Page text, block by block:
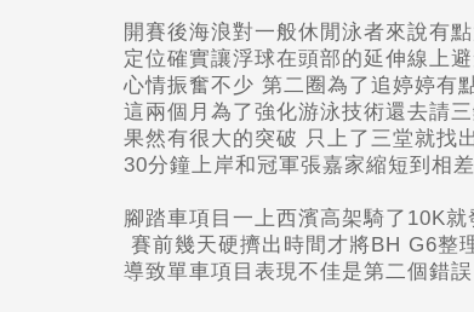
開賽後海浪對一般休閒泳者來說有
定位確實讓浮球在頭部的延伸線上
心情振奮不少 第二圈為了追婷婷有
這兩個月為了強化游泳技術還去請
果然有很大的突破 只上了三堂就找
30分鐘上岸和冠軍張嘉家縮短到相
腳踏車項目一上西濱高架騎了10K
賽前幾天硬擠出時間才將BH G6整
導致單車項目表現不佳是第二個錯誤